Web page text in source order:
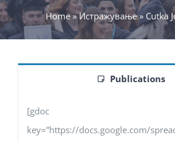
Home »Истражување» Cutka
Publications
[gdoc
key=”https://docs.google.com/